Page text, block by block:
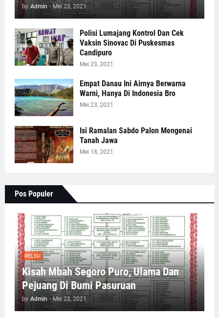
by Admin - Mei 23, 2021
Polisi Lumajang Kontrol Dan Cek
Vaksin Sinovac Di Puskesmas
Candipuro
Mei 23, 2021
Empat Danau Ini Airnya Berwarna
Warni, Hanya Di Indonesia Bro
Mei 23, 2021
Isi Ramalan Sabdo Palon Mengenai
Tanah Jawa
Mei 18, 2021
Pos Populer
RELIGI
Kisah Mbah Segoro Puro, Ulama Dan
Pejuang Di Bumi Pasuruan
by Admin - Mei 23, 2021